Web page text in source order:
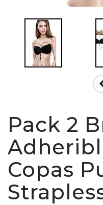
Pack 2
Copas